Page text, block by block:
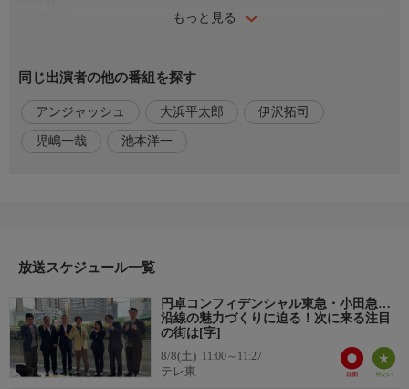
もっと見る
高橋俊之(東急)
沓澤孝一(小田急電鉄)
池本洋一(SUUMO)
を持つ異業種が！大集結。円卓を囲み、仕事の「やりがい」から
ろん「現在進行中のこと」などビジネスの今がわかる最新情報も
続々と！各ジャンルのプロの“ノウハウ”と“経験談”…「明日への
ヒント」が満載です。
番組内容
同じ出演者の他の番組を探す
アンジャッシュ 大浜平太郎 伊沢拓司
児嶋一哉 池本洋一
放送スケジュール一覧
円卓コンフィデンシャル東急・小田急…
沿線の魅力づくりに迫る！次に来る注目
の街は[字]
8/8(土) 11:00～11:27
テレ東